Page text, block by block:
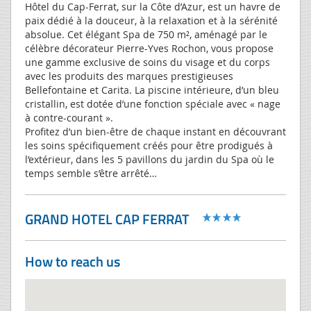
Hôtel du Cap-Ferrat, sur la Côte d’Azur, est un havre de
paix dédié à la douceur, à la relaxation et à la sérénité
absolue. Cet élégant Spa de 750 m², aménagé par le
célèbre décorateur Pierre-Yves Rochon, vous propose
une gamme exclusive de soins du visage et du corps
avec les produits des marques prestigieuses
Bellefontaine et Carita. La piscine intérieure, d’un bleu
cristallin, est dotée d’une fonction spéciale avec « nage
à contre-courant ».
Profitez d’un bien-être de chaque instant en découvrant
les soins spécifiquement créés pour être prodigués à
l’extérieur, dans les 5 pavillons du jardin du Spa où le
temps semble s’être arrêté…
GRAND HOTEL CAP FERRAT
How to reach us